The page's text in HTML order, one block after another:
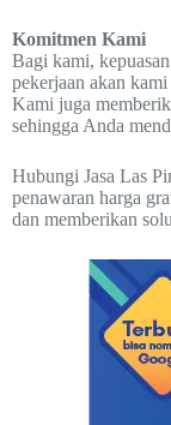
Komitmen Kami
Bagi kami,
pekerjaan akan
Kami juga
sehingga Anda
Hubungi Jasa Las
penawaran harga
dan memberikan